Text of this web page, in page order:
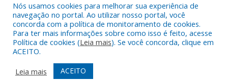
Todos os direitos reservados a Câmara Municipal de Ipixuna do
Pará.
Mapa do Site
Acessar Área Administrativa
Nós usamos cookies para melhorar sua experiência de
navegação no portal. Ao utilizar nosso portal, você
concorda com a política de monitoramento de cookies.
Para ter mais informações sobre como isso é feito, acesse
Política de cookies (Leia mais). Se você concorda, clique em
ACEITO.
Leia mais
ACEITO